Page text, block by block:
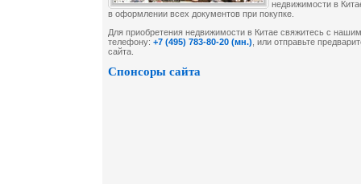
недвижимости в
в оформлении всех документов при покупке.
Для приобретения недвижимости в Китае свяжитесь с
телефону: +7 (495) 783-80-20 (мн.), или отправьте
сайта.
Спонсоры сайта